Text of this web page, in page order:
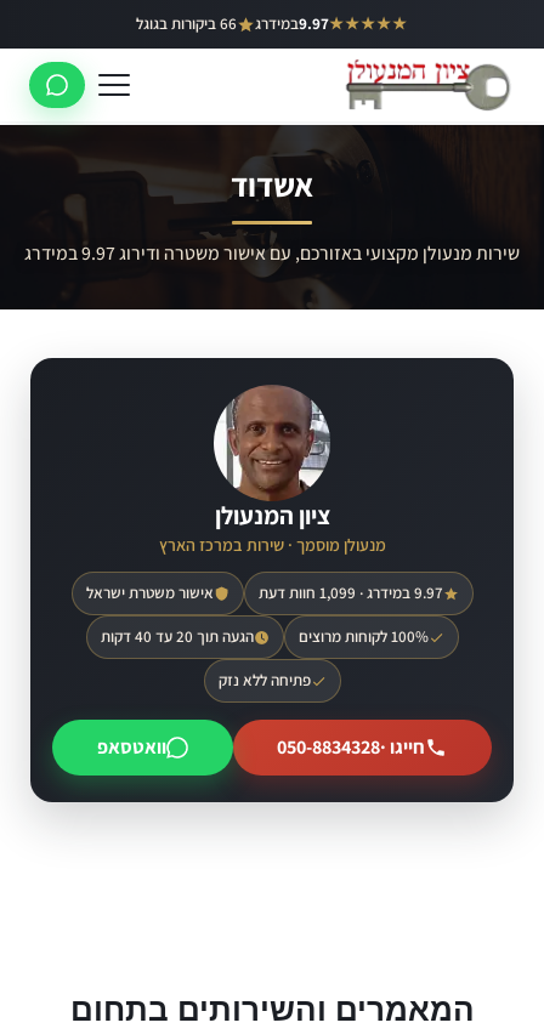
לתוכן
★★★★★
9.97במידרג 66 ביקורות בגוגל באר יעקב
ראשון לציון
רמלה
נס ציונה
אשדוד
שירות מנעולן מקצועי באזורכם, עם אישור משטרה ודירוג 9.97 במידרג
ציון המנעולן
מנעולן מוסמך · שירות במרכז הארץ
9.97 במידרג · 1,099 חוות דעת אישור משטרת ישראל
100% לקוחות מרוצים הגעה תוך 20 עד 40 דקות
פתיחה ללא נזק
חייגו ·050-8834328 וואטסאפ
המאמרים והשירותים בתחום